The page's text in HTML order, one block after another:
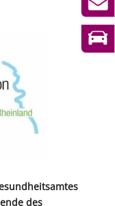
des